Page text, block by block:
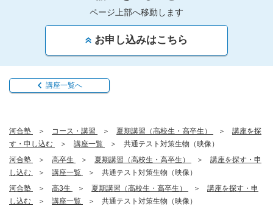
ページ上部へ移動します
お申し込みはこちら
講座一覧へ
河合塾 コース・講習 夏期講習（高校生・高卒生）
講座を探
す・申し込む
講座一覧
共通テスト対策生物（映像）
河合塾
高卒生 夏期講習（高校生・高卒生）
講座を探す・申
し込む
講座一覧
共通テスト対策生物（映像）
河合塾
高3生 夏期講習（高校生・高卒生）
講座を探す・申
し込む
講座一覧
共通テスト対策生物（映像）